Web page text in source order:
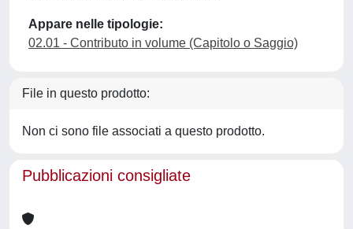
Appare nelle tipologie:
02.01 - Contributo in volume (Capitolo o Saggio)
File in questo prodotto:
Non ci sono file associati a questo prodotto.
Pubblicazioni consigliate